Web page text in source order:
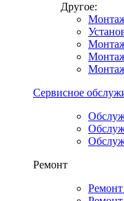
Другое:
Сервисное
Ремонт
Ремонт